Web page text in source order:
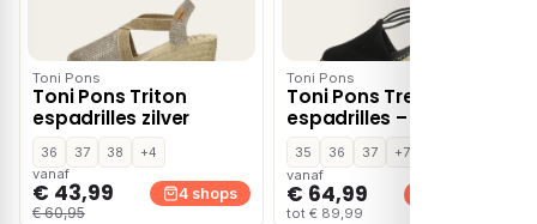
Toni Pons
Toni Pons Triton
espadrilles zilver
36 37 38
+4
vanaf
€ 43,99
€ 60,95
4 shops
Toni Pons
Toni Pons Tremp
espadrilles – Zwart
35 36 37
+7
vanaf
€ 64,99
tot € 89,99